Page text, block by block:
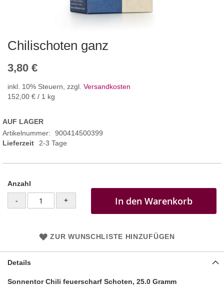
Chilischoten ganz
3,80 €
inkl. 10% Steuern, zzgl. Versandkosten
152,00 € / 1 kg
AUF LAGER
Artikelnummer
900414500399
Lieferzeit
2-3 Tage
Anzahl
- + In den Warenkorb
ZUR WUNSCHLISTE HINZUFÜGEN
Details
Sonnentor Chili feuerscharf Schoten, 25.0 Gramm